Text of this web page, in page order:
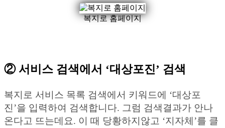
복지로 홈페이지
② 서비스 검색에서 ‘대상포진’ 검색
복지로 서비스 목록 검색에서 키워드에 ‘대상포
진’을 입력하여 검색합니다. 그럼 검색결과가 안나
온다고 뜨는데요. 이 때 당황하지않고 ‘지자체’를 클